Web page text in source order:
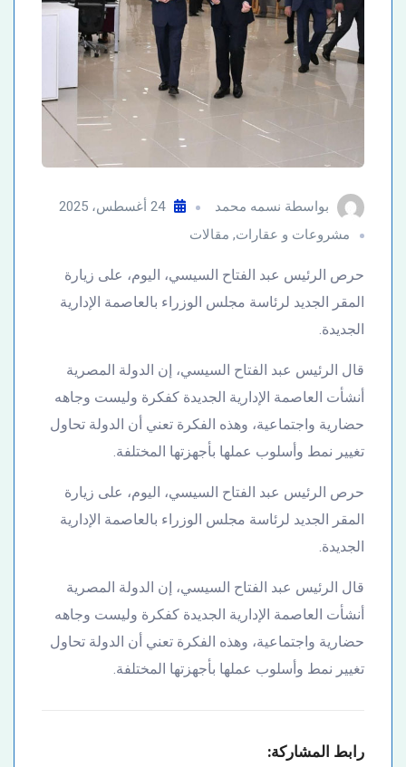
بواسطة نسمه محمد
24 أغسطس، 2025
مشروعات و عقارات, مقالات
حرص الرئيس عبد الفتاح السيسي، اليوم، على زيارة
المقر الجديد لرئاسة مجلس الوزراء بالعاصمة الإدارية
الجديدة.
قال الرئيس عبد الفتاح السيسي، إن الدولة المصرية
أنشأت العاصمة الإدارية الجديدة كفكرة وليست وجاهه
حضارية واجتماعية، وهذه الفكرة تعني أن الدولة تحاول
تغيير نمط وأسلوب عملها بأجهزتها المختلفة.
حرص الرئيس عبد الفتاح السيسي، اليوم، على زيارة
المقر الجديد لرئاسة مجلس الوزراء بالعاصمة الإدارية
الجديدة.
قال الرئيس عبد الفتاح السيسي، إن الدولة المصرية
أنشأت العاصمة الإدارية الجديدة كفكرة وليست وجاهه
حضارية واجتماعية، وهذه الفكرة تعني أن الدولة تحاول
تغيير نمط وأسلوب عملها بأجهزتها المختلفة.
رابط المشاركة: